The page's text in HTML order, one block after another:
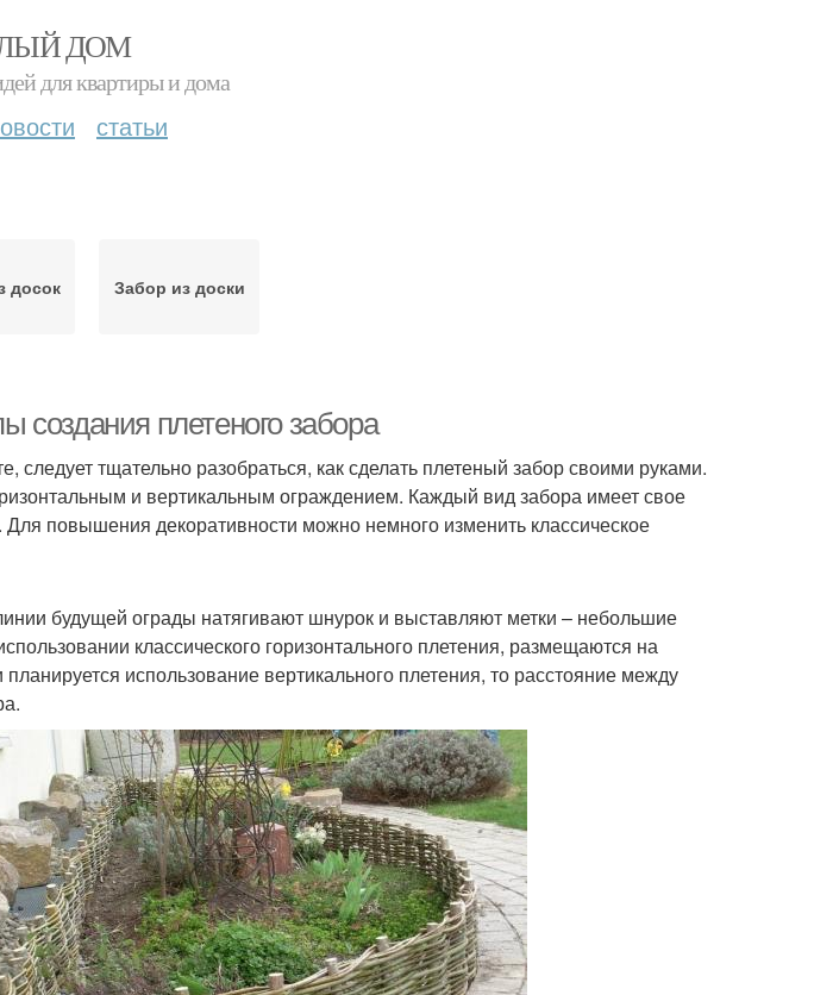
ДОМ
для квартиры и дома
статьи
досок Забор из доски
создания плетеного забора
следует тщательно разобраться, как сделать плетеный забор своими руками.
и вертикальным ограждением. Каждый вид забора имеет свое
Для повышения декоративности можно немного изменить классическое
будущей ограды натягивают шнурок и выставляют метки – небольшие
классического горизонтального плетения, размещаются на
использование вертикального плетения, то расстояние между